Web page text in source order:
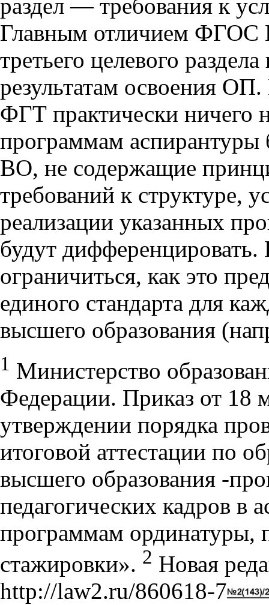
раздел — требования к
Главным отличием ФГОС
третьего целевого
результатам освоения
ФГТ практически ничего
программам
ВО, не содержащие
требований к структуре,
реализации указанных
будут
ограничиться, как это
единого стандарта для
высшего образования
1 Министерство
Федерации. Приказ от 18
утверждении порядка
итоговой аттестации по
высшего образования -
педагогических кадров в
программам ординатуры,
стажировки». 2 Новая
http://law2.ru/860618-7